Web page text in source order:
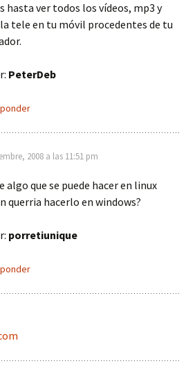
hasta ver todos los vídeos, mp3 y
tele en tu móvil procedentes de tu
PeterDeb
2008 a las 11:51 pm
algo que se puede hacer en linux
querria hacerlo en windows?
porretiunique